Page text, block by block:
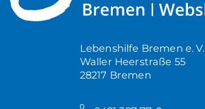
Lebenshilfe Bremen e. V.
Waller Heerstraße 55
28217 Bremen